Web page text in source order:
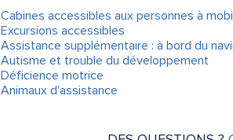
Cabines accessibles aux personnes à
Excursions accessibles
Assistance supplémentaire : à bord du
Autisme et trouble du développement
Déficience motrice
Animaux d'assistance